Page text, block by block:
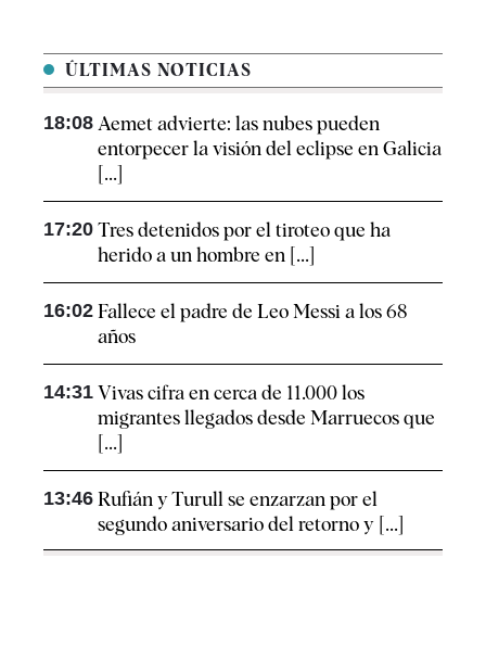
ÚLTIMAS NOTICIAS
18:08 Aemet advierte: las nubes pueden
entorpecer la visión del eclipse en Galicia
[...]
17:20 Tres detenidos por el tiroteo que ha
herido a un hombre en [...]
16:02 Fallece el padre de Leo Messi a los 68
años
14:31 Vivas cifra en cerca de 11.000 los
migrantes llegados desde Marruecos que
[...]
13:46 Rufián y Turull se enzarzan por el
segundo aniversario del retorno y [...]